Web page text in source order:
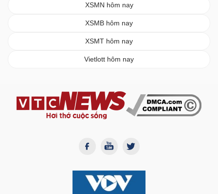
XSMN hôm nay
XSMB hôm nay
XSMT hôm nay
Vietlott hôm nay